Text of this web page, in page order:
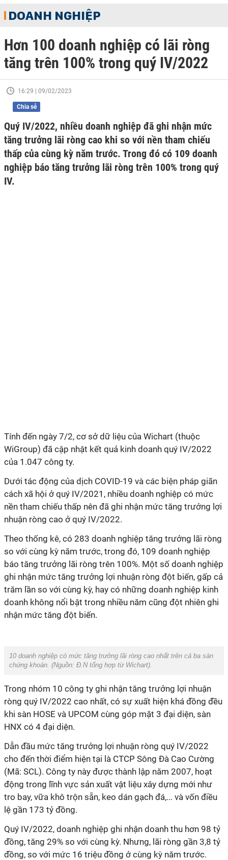
DOANH NGHIỆP
Hơn 100 doanh nghiệp có lãi ròng
tăng trên 100% trong quý IV/2022
16:29 | 09/02/2023
Chia sẻ
Quý IV/2022, nhiều doanh nghiệp đã ghi nhận mức
tăng trưởng lãi ròng cao khi so với nền tham chiếu
thấp của cùng kỳ năm trước. Trong đó có 109 doanh
nghiệp báo tăng trưởng lãi ròng trên 100% trong quý
IV.
Tính đến ngày 7/2, cơ sở dữ liệu của Wichart (thuộc
WiGroup) đã cập nhật kết quả kinh doanh quý IV/2022
của 1.047 công ty.
Dưới tác động của dịch COVID-19 và các biện pháp giãn
cách xã hội ở quý IV/2021, nhiều doanh nghiệp có mức
nền tham chiếu thấp nên đã ghi nhận mức tăng trưởng lợi
nhuận ròng cao ở quý IV/2022.
Theo thống kê, có 283 doanh nghiệp tăng trưởng lãi ròng
so với cùng kỳ năm trước, trong đó, 109 doanh nghiệp
báo tăng trưởng lãi ròng trên 100%. Một số doanh nghiệp
ghi nhận mức tăng trưởng lợi nhuận ròng đột biến, gấp cả
trăm lần so với cùng kỳ, hay có những doanh nghiệp kinh
doanh không nổi bật trong nhiều năm cũng đột nhiên ghi
nhận mức tăng đột biến.
10 doanh nghiệp có mức tăng trưởng lãi ròng cao nhất trên cả ba sàn
chứng khoán. (Nguồn: Đ.N tổng hợp từ Wichart).
Trong nhóm 10 công ty ghi nhận tăng trưởng lợi nhuận
ròng quý IV/2022 cao nhất, có sự xuất hiện khá đồng đều
khi sàn HOSE và UPCOM cùng góp mặt 3 đại diện, sàn
HNX có 4 đại diện.
Dẫn đầu mức tăng trưởng lợi nhuận ròng quý IV/2022
cho đến thời điểm hiện tại là CTCP Sông Đà Cao Cường
(Mã: SCL). Công ty này được thành lập năm 2007, hoạt
động trong lĩnh vực sản xuất vật liệu xây dựng mới như
tro bay, vữa khô trộn sẵn, keo dán gạch đá,... và vốn điều
lệ gần 173 tỷ đồng.
Quý IV/2022, doanh nghiệp ghi nhận doanh thu hơn 98 tỷ
đồng, tăng 29% so với cùng kỳ. Nhưng, lãi ròng gần 3,8 tỷ
đồng, so với mức 16 triệu đồng ở cùng kỳ năm trước.